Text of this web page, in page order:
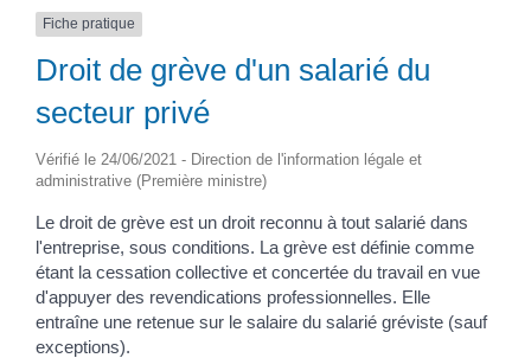
Fiche pratique
Droit de grève d'un salarié du
secteur privé
Vérifié le 24/06/2021 - Direction de l'information légale et
administrative (Première ministre)
Le droit de grève est un droit reconnu à tout salarié dans
l'entreprise, sous conditions. La grève est définie comme
étant la cessation collective et concertée du travail en vue
d'appuyer des revendications professionnelles. Elle
entraîne une retenue sur le salaire du salarié gréviste (sauf
exceptions).